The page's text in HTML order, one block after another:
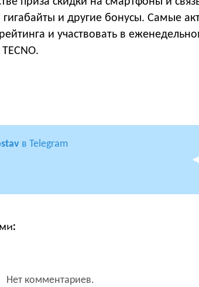
и другие бонусы. Самые
и участвовать в
в Telegram
Нет комментариев.